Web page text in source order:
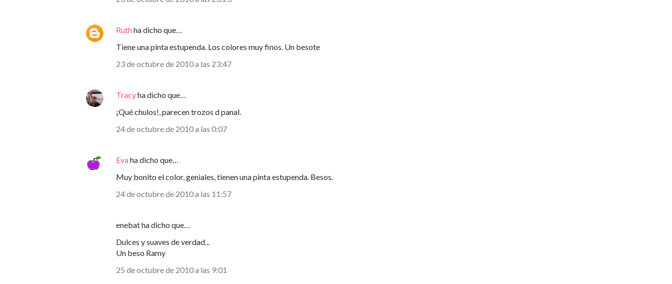
Ruthha dicho que…
Tiene una pinta estupenda. Los colores muy finos. Un besote
23 de octubre de 2010 a las 23:47
Tracyha dicho que…
¡Qué chulos!, parecen trozos d panal.
24 de octubre de 2010 a las 0:07
Evaha dicho que…
Muy bonito el color, geniales, tienen una pinta estupenda. Besos.
24 de octubre de 2010 a las 11:57
enebat ha dicho que…
Dulces y suaves de verdad...
Un beso Ramy
25 de octubre de 2010 a las 9:01